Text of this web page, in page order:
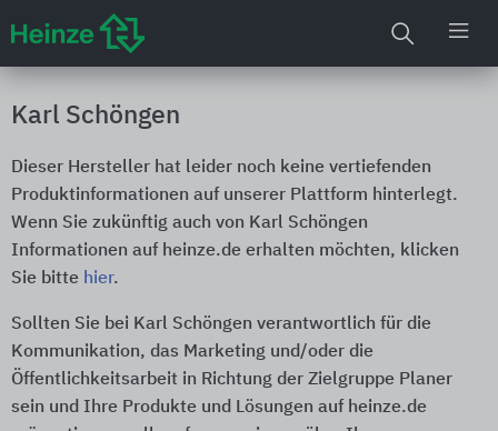
Karl Schöngen
Dieser Hersteller hat leider noch keine vertiefenden
Produktinformationen auf unserer Plattform hinterlegt.
Wenn Sie zukünftig auch von Karl Schöngen
Informationen auf heinze.de erhalten möchten, klicken
Sie bitte hier.
Sollten Sie bei Karl Schöngen verantwortlich für die
Kommunikation, das Marketing und/oder die
Öffentlichkeitsarbeit in Richtung der Zielgruppe Planer
sein und Ihre Produkte und Lösungen auf heinze.de